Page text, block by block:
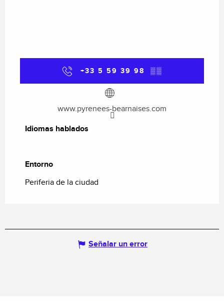
+33 5 59 39 98 ▒▒
www.pyrenees-bearnaises.com
Idiomas hablados
Idiomas hablados
Entorno
Entorno
Periferia de la ciudad
Señalar un error